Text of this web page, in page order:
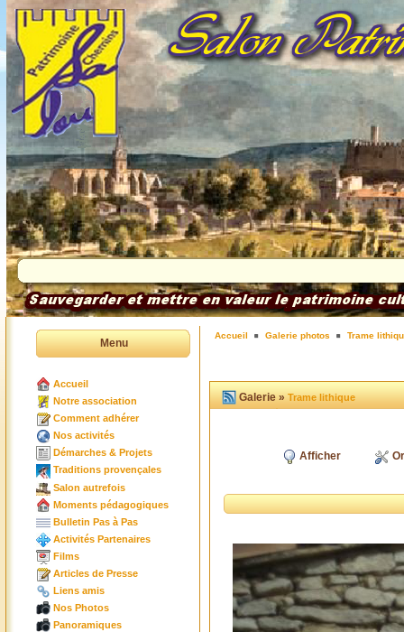
Menu
Accueil
Notre association
Comment adhérer
Nos activités
Démarches & Projets
Traditions provençales
Salon autrefois
Moments pédagogiques
Bulletin Pas à Pas
Activités Partenaires
Films
Articles de Presse
Liens amis
Nos Photos
Panoramiques
Accueil Galerie photos Trame
Galerie »Trame lithique
Afficher